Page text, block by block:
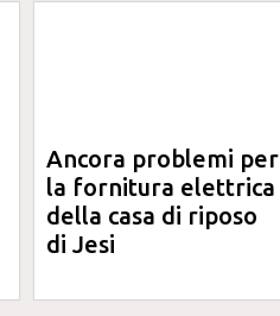
Ancora problemi per
la fornitura elettrica
della casa di riposo
di Jesi